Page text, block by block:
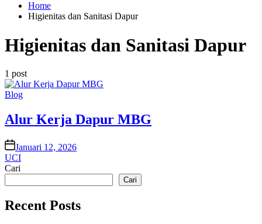
Home
Higienitas dan Sanitasi Dapur
Higienitas dan Sanitasi Dapur
1 post
Posted
Blog
Alur Kerja Dapur MBG
onJanuari 12, 2026
UCI
Cari
Cari
Recent Posts